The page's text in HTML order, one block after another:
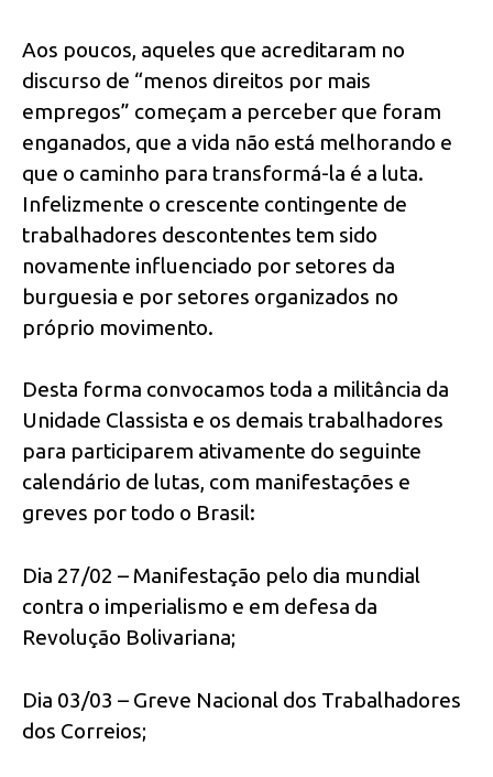
Aos poucos, aqueles que acreditaram no
discurso de “menos direitos por mais
empregos” começam a perceber que foram
enganados, que a vida não está melhorando e
que o caminho para transformá-la é a luta.
Infelizmente o crescente contingente de
trabalhadores descontentes tem sido
novamente influenciado por setores da
burguesia e por setores organizados no
próprio movimento.
Desta forma convocamos toda a militância da
Unidade Classista e os demais trabalhadores
para participarem ativamente do seguinte
calendário de lutas, com manifestações e
greves por todo o Brasil:
Dia 27/02 – Manifestação pelo dia mundial
contra o imperialismo e em defesa da
Revolução Bolivariana;
Dia 03/03 – Greve Nacional dos Trabalhadores
dos Correios;